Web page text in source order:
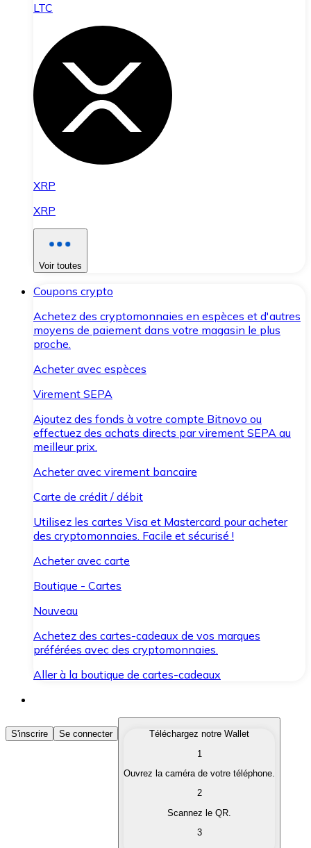
LTC
XRP
XRP
Voir toutes
Coupons crypto
Achetez des cryptomonnaies en espèces et d'autres
moyens de paiement dans votre magasin le plus
proche.
Acheter avec espèces
Virement SEPA
Ajoutez des fonds à votre compte Bitnovo ou
effectuez des achats directs par virement SEPA au
meilleur prix.
Acheter avec virement bancaire
Carte de crédit / débit
Utilisez les cartes Visa et Mastercard pour acheter
des cryptomonnaies. Facile et sécurisé !
Acheter avec carte
Boutique - Cartes
Nouveau
Achetez des cartes-cadeaux de vos marques
préférées avec des cryptomonnaies.
Aller à la boutique de cartes-cadeaux
Acheter des Cryptomonnaies
Achetez les cryptomonnaies qui vous intéressent
Convertissez vos cryptomonnaies en monnaie
S'inscrire Se connecter
Téléchargez notre Wallet
1
Ouvrez la caméra de votre téléphone.
2
Scannez le QR.
3